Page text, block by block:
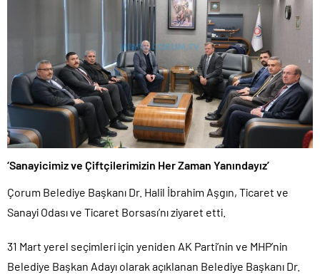
‘Sanayicimiz ve Çiftçilerimizin Her Zaman Yanındayız’
Çorum Belediye Başkanı Dr. Halil İbrahim Aşgın, Ticaret ve
Sanayi Odası ve Ticaret Borsası’nı ziyaret etti.
31 Mart yerel seçimleri için yeniden AK Parti’nin ve MHP’nin
Belediye Başkan Adayı olarak açıklanan Belediye Başkanı Dr.